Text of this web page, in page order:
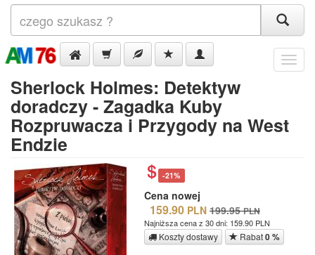
Menu
Sherlock Holmes: Detektyw
doradczy - Zagadka Kuby
Rozpruwacza i Przygody na West
Endzie
-21%
Cena nowej
159.90 PLN 199.95 PLN
Najniższa cena z 30 dni: 159.90 PLN
Koszty dostawy Rabat0 %